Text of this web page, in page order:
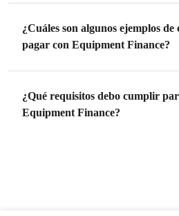
¿Cuáles son algunos ejemplos de
pagar con Equipment Finance?
¿Qué requisitos debo cumplir
Equipment Finance?